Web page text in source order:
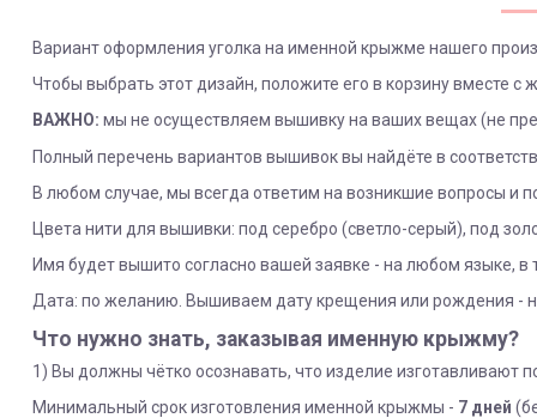
Вариант оформления уголка на именной крыжме нашего
Чтобы выбрать этот дизайн, положите его в корзину вместе
ВАЖНО: мы не осуществляем вышивку на ваших вещах (не
Полный перечень вариантов вышивок вы найдёте в
В любом случае, мы всегда ответим на возникшие вопросы и
Цвета нити для вышивки: под серебро (светло-серый), под
Имя будет вышито согласно вашей заявке - на любом языке, в
Дата: по желанию. Вышиваем дату крещения или рождения -
Что нужно знать, заказывая именную крыжму?
1) Вы должны чётко осознавать, что изделие изготавливают
Минимальный срок изготовления именной крыжмы - 7 дней